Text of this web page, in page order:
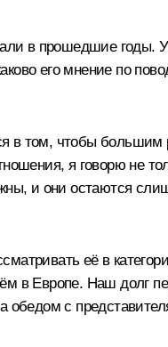
в прошедшие годы.
его мнение по
в том, чтобы большим
я говорю не
и они остаются
её в
в Европе. Наш долг
с